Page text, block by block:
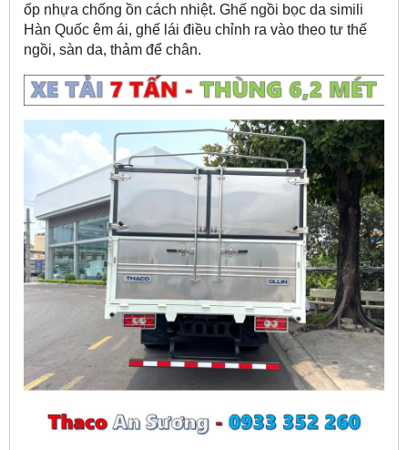
ốp nhựa chống ồn cách nhiệt. Ghế ngồi bọc da simili
Hàn Quốc êm ái, ghế lái điều chỉnh ra vào theo tư thế
ngồi, sàn da, thảm để chân.